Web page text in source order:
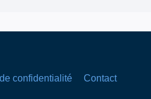
confidentialité Contact